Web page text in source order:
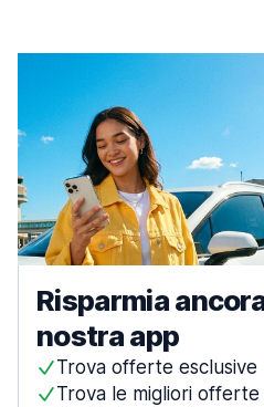
Risparmia
nostra app
Trova offerte esclusive
Trova le migliori offerte